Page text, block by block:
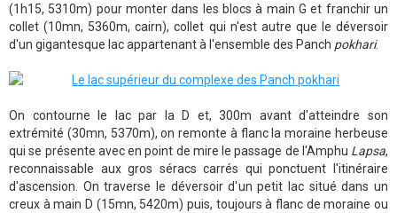
(1h15, 5310m) pour monter dans les blocs à main G et franchir un
collet (10mn, 5360m, cairn), collet qui n'est autre que le déversoir
d'un gigantesque lac appartenant à l'ensemble des Panch pokhari.
On contourne le lac par la D et, 300m avant d'atteindre son
extrémité (30mn, 5370m), on remonte à flanc la moraine herbeuse
qui se présente avec en point de mire le passage de l'Amphu Lapsa,
reconnaissable aux gros séracs carrés qui ponctuent l'itinéraire
d'ascension. On traverse le déversoir d'un petit lac situé dans un
creux à main D (15mn, 5420m) puis, toujours à flanc de moraine ou